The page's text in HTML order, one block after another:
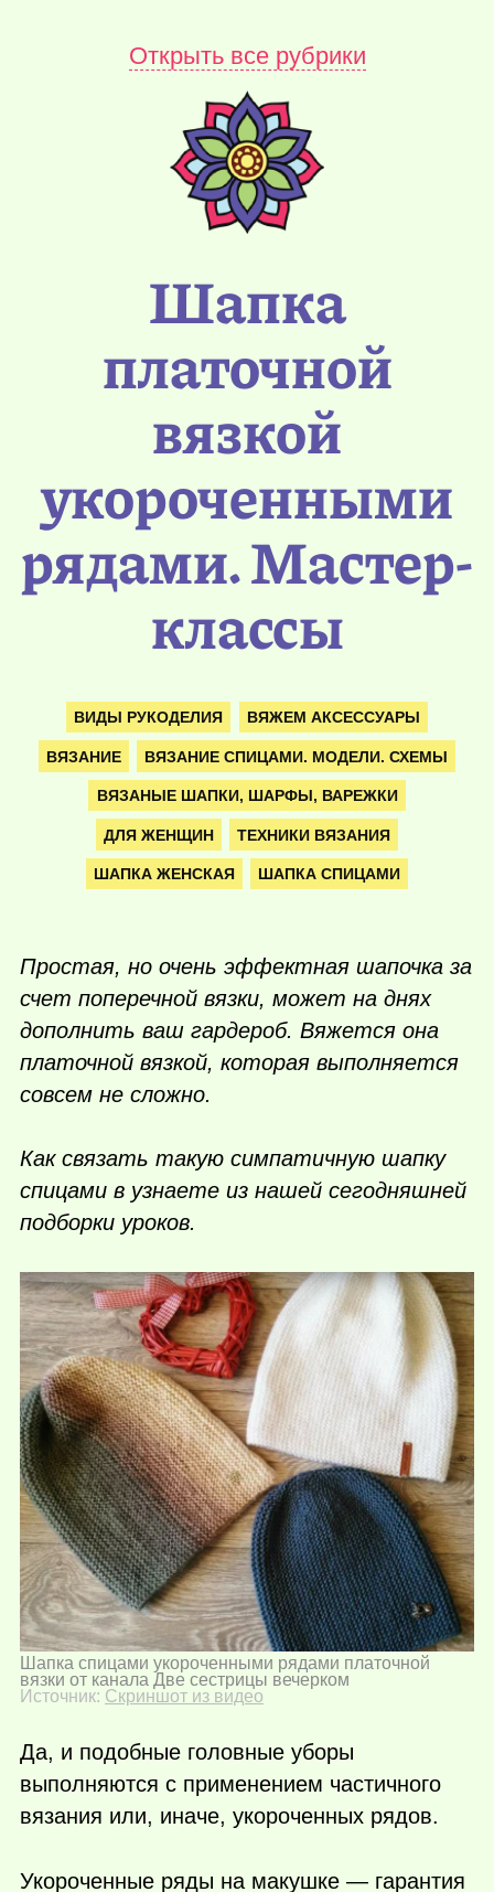
Открыть все рубрики
Шапка
платочной
вязкой
укороченными
рядами. Мастер-
классы
ВИДЫ РУКОДЕЛИЯ ВЯЖЕМ АКСЕССУАРЫ
ВЯЗАНИЕ ВЯЗАНИЕ СПИЦАМИ. МОДЕЛИ. СХЕМЫ
ВЯЗАНЫЕ ШАПКИ, ШАРФЫ, ВАРЕЖКИ
ДЛЯ ЖЕНЩИН ТЕХНИКИ ВЯЗАНИЯ
ШАПКА ЖЕНСКАЯ ШАПКА СПИЦАМИ
Простая, но очень эффектная шапочка за
счет поперечной вязки, может на днях
дополнить ваш гардероб. Вяжется она
платочной вязкой, которая выполняется
совсем не сложно.
Как связать такую симпатичную шапку
спицами в узнаете из нашей сегодняшней
подборки уроков.
Шапка спицами укороченными рядами платочной
вязки от канала Две сестрицы вечерком
Источник: Скриншот из видео
Да, и подобные головные уборы
выполняются с применением частичного
вязания или, иначе, укороченных рядов.
Укороченные ряды на макушке — гарантия